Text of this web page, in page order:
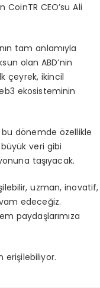
CEO’su Ali
tam anlamıyla
olan ABD’nin
çeyrek, ikincil
ekosisteminin
bu dönemde özellikle
veri gibi
taşıyacak.
uzman, inovatif,
edeceğiz.
paydaşlarımıza
erişilebiliyor.